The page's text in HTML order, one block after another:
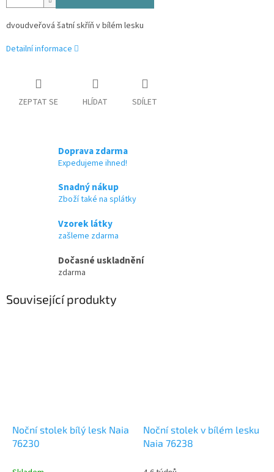
dvoudveřová šatní skříň v bílém lesku
Detailní informace
ZEPTAT SE HLÍDAT SDÍLET
Doprava zdarma
Expedujeme ihned!
Snadný nákup
Zboží také na splátky
Vzorek látky
zašleme zdarma
Dočasné uskladnění
zdarma
Související produkty
Noční stolek bílý lesk Naia
76230
Noční stolek v bílém lesku
Naia 76238